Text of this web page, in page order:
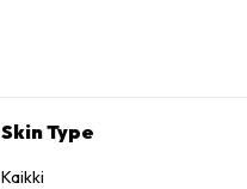
Skin Type
Kaikki